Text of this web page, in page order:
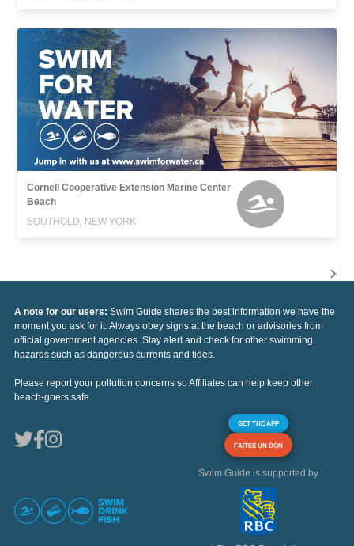
Cornell Cooperative Extension Marine Center
Beach
SOUTHOLD, NEW YORK
A note for our users: Swim Guide shares the best information we have the
moment you ask for it. Always obey signs at the beach or advisories from
official government agencies. Stay alert and check for other swimming
hazards such as dangerous currents and tides.
Please report your pollution concerns so Affiliates can help keep other
beach-goers safe.
GET THE APP
FAITES UN DON
Swim Guide is supported by